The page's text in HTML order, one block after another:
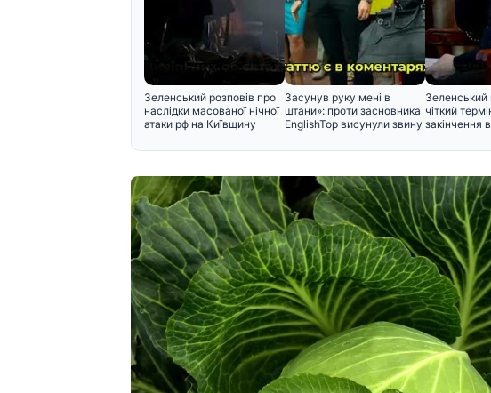
Зеленський розповів про
наслідки масованої нічної
атаки рф на Київщину
Засунув руку мені в
штани»: проти засновника
EnglishTop висунули звину
Зеленський
чіткий
закінчення